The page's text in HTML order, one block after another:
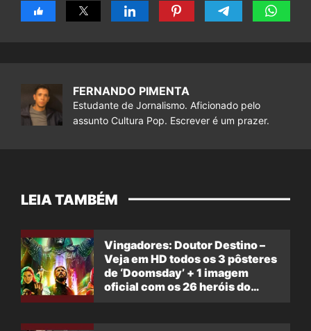
FERNANDO PIMENTA
Estudante de Jornalismo. Aficionado pelo
assunto Cultura Pop. Escrever é um prazer.
LEIA TAMBÉM
Vingadores: Doutor Destino –
Veja em HD todos os 3 pôsteres
de ‘Doomsday’ + 1 imagem
oficial com os 26 heróis do